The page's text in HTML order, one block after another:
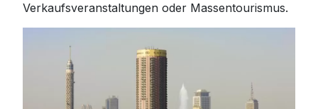
Verkaufsveranstaltungen oder Massentourismus.